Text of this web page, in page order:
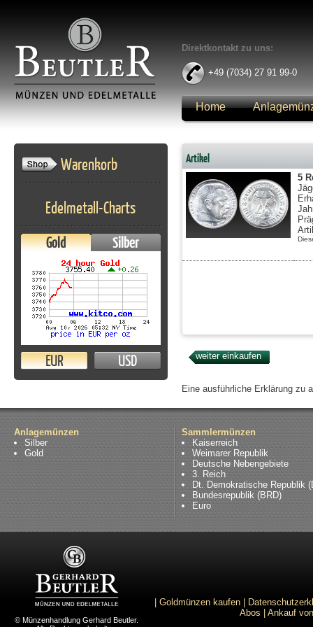
Direktkontakt zu uns:
+49 (7034) 27 91 99-0
Home
Warenkorb
Edelmetall-Charts
Gold Silber
EUR USD
Artikel
5
Eine ausführliche Erklärung zu
Anlagemünzen
Silber
Gold
Sammlermünzen
Kaiserreich
Weimarer Republik
Deutsche Nebengebiete
3. Reich
Dt. Demokratische Republik
Bundesrepublik (BRD)
Euro
© Münzenhandlung Gerhard Beutler.
Goldmünzen kaufen
Abos
Ankauf